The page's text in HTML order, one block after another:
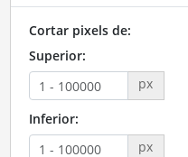
Cortar pixels de:
Superior:
px
Inferior:
px